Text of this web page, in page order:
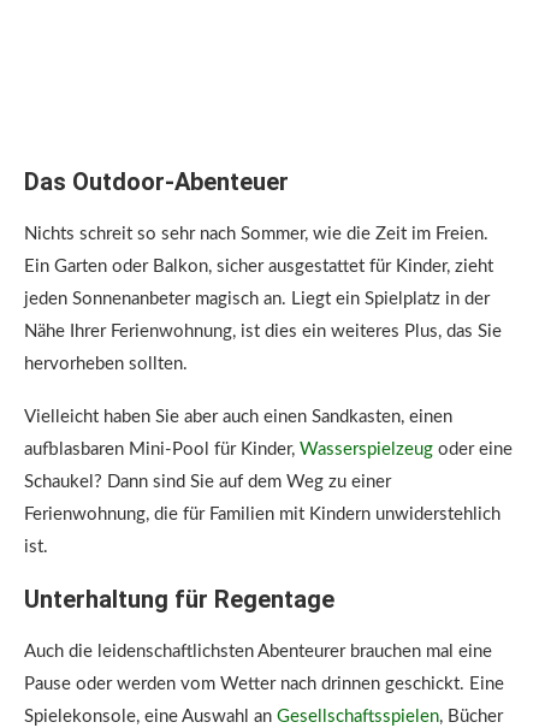
Das Outdoor-Abenteuer
Nichts schreit so sehr nach Sommer, wie die Zeit im Freien.
Ein Garten oder Balkon, sicher ausgestattet für Kinder, zieht
jeden Sonnenanbeter magisch an. Liegt ein Spielplatz in der
Nähe Ihrer Ferienwohnung, ist dies ein weiteres Plus, das Sie
hervorheben sollten.
Vielleicht haben Sie aber auch einen Sandkasten, einen
aufblasbaren Mini-Pool für Kinder, Wasserspielzeug oder eine
Schaukel? Dann sind Sie auf dem Weg zu einer
Ferienwohnung, die für Familien mit Kindern unwiderstehlich
ist.
Unterhaltung für Regentage
Auch die leidenschaftlichsten Abenteurer brauchen mal eine
Pause oder werden vom Wetter nach drinnen geschickt. Eine
Spielekonsole, eine Auswahl an Gesellschaftsspielen, Bücher